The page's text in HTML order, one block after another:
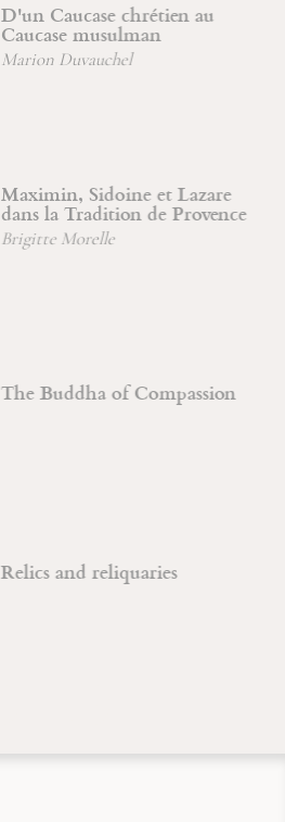
D'un Caucase chrétien au
Caucase musulman
Marion Duvauchel
Maximin, Sidoine et Lazare
dans la Tradition de Provence
Brigitte Morelle
The Buddha of Compassion
Relics and reliquaries